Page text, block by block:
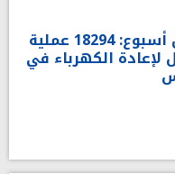
خلال أسبوع: 18294 عملية
لإعادة الكهرباء في